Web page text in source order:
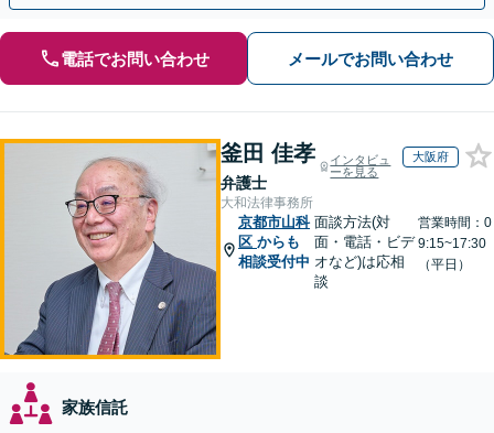
電話でお問い合わせ メールでお問い合わせ
釜田 佳孝
弁護士
インタビュ
ーを見る
大阪府
大和法律事務所
京都市山科
区 からも
相談受付中
面談方法(対
面・電話・ビデ
オなど)は応相
談
営業時間：0
9:15~17:30
（平日）
家族信託